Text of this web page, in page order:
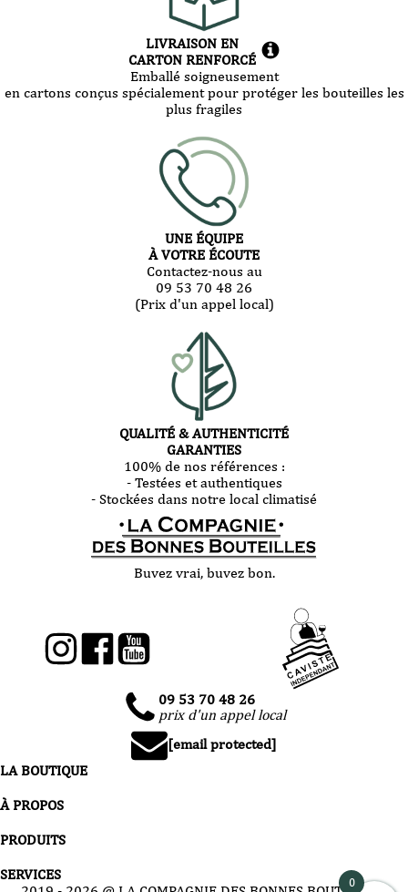
LIVRAISON EN
CARTON RENFORCÉ
Emballé soigneusement
en cartons conçus spécialement pour protéger les bouteilles les
plus fragiles
UNE ÉQUIPE
À VOTRE ÉCOUTE
Contactez-nous au
09 53 70 48 26
(Prix d'un appel local)
QUALITÉ & AUTHENTICITÉ
GARANTIES
100% de nos références :
- Testées et authentiques
- Stockées dans notre local climatisé
Buvez vrai, buvez bon.
09 53 70 48 26
prix d'un appel local
[email protected]
LA BOUTIQUE
À PROPOS
PRODUITS
SERVICES
0